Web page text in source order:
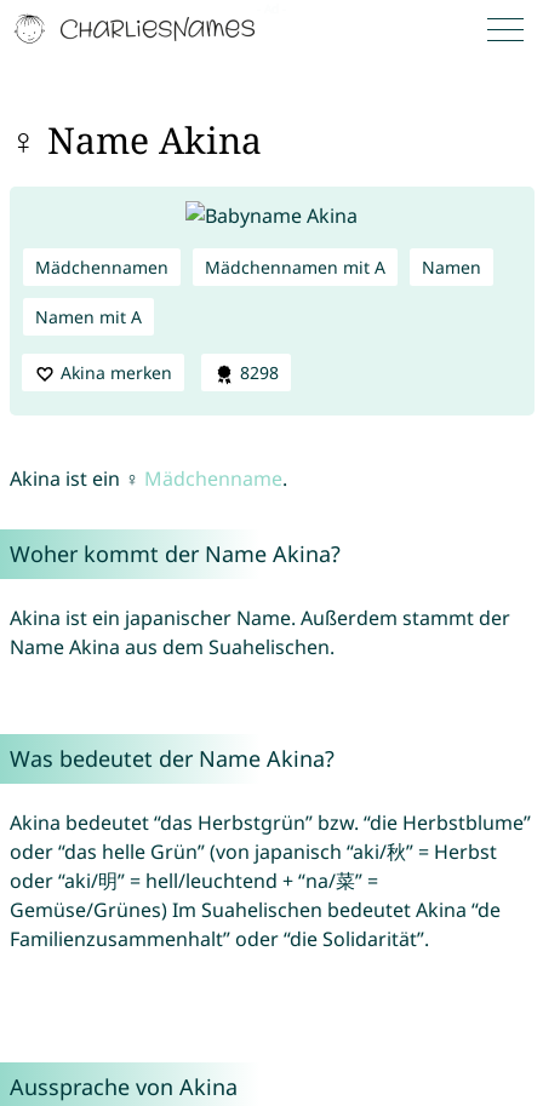
♀ Name Akina
Mädchennamen Mädchennamen mit A Namen
Namen mit A
Akina merken 8298
Akina ist ein ♀ Mädchenname.
Woher kommt der Name Akina?
Akina ist ein japanischer Name. Außerdem stammt der
Name Akina aus dem Suahelischen.
Was bedeutet der Name Akina?
Akina bedeutet “das Herbstgrün” bzw. “die Herbstblume”
oder “das helle Grün” (von japanisch “aki/秋” = Herbst
oder “aki/明” = hell/leuchtend + “na/菜” =
Gemüse/Grünes) Im Suahelischen bedeutet Akina “de
Familienzusammenhalt” oder “die Solidarität”.
Aussprache von Akina